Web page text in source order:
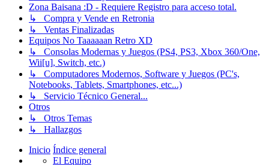
Zona Baisana :D - Requiere Registro para acceso total.
↳ Compra y Vende en Retronia
↳ Ventas Finalizadas
Equipos No Taaaaaan Retro XD
↳ Consolas Modernas y Juegos (PS4, PS3, Xbox 360/One,
Wii[u], Switch, etc.)
↳ Computadores Modernos, Software y Juegos (PC's,
Notebooks, Tablets, Smartphones, etc...)
↳ Servicio Técnico General...
Otros
↳ Otros Temas
↳ Hallazgos
Inicio Índice general
El Equipo